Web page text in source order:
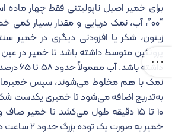
برای خمیر اصیل ناپولیتنی فقط چهار ماده
“۰۰”، آب، نمک دریایی و مقدار بسیار کمی
زیتون، شکر یا افزودنی دیگری در خمیر
پروتئین متوسط داشته باشد تا خمیر در
داشته
نمک با هم مخلوط می‌شوند، سپس
به‌تدریج اضافه می‌شود تا خمیری یکدست
۱۰ تا ۱۵ دقیقه طول می‌کشد تا خمیر
خمیر به صورت